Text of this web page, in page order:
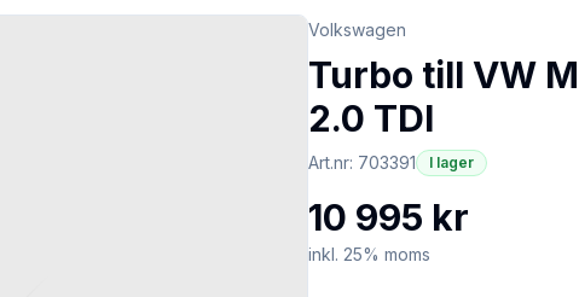
Volkswagen
Turbo till VW
2.0 TDI
Art.nr: 703391 I lager
10 995 kr
inkl. 25% moms